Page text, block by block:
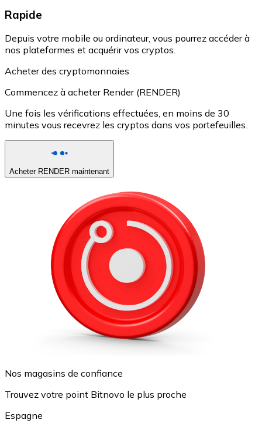
Rapide
Depuis votre mobile ou ordinateur, vous pourrez accéder à
nos plateformes et acquérir vos cryptos.
Acheter des cryptomonnaies
Commencez à acheter Render (RENDER)
Une fois les vérifications effectuées, en moins de 30
minutes vous recevrez les cryptos dans vos portefeuilles.
Acheter RENDER maintenant
Nos magasins de confiance
Trouvez votre point Bitnovo le plus proche
Espagne